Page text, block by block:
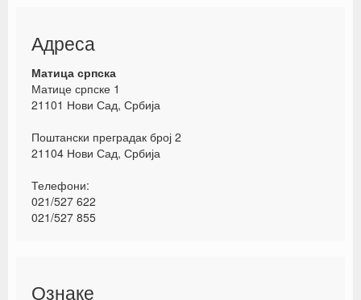
Адреса
Матица српска
Матице српске 1
21101 Нови Сад, Србија
Поштански преградак број 2
21104 Нови Сад, Србија
Телефони:
021/527 622
021/527 855
Ознаке